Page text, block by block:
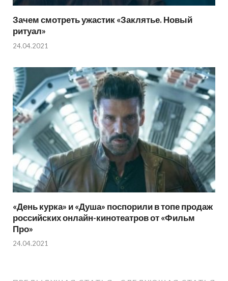
Зачем смотреть ужастик «Заклятье. Новый
ритуал»
24.04.2021
«День курка» и «Душа» поспорили в топе продаж
российских онлайн-кинотеатров от «Фильм
Про»
24.04.2021